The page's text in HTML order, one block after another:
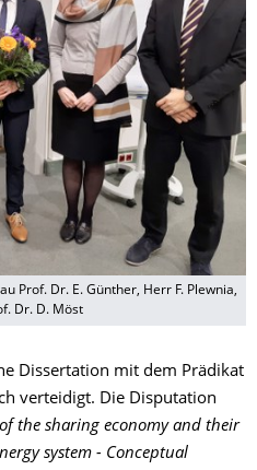
Prof. Dr. E. Günther, Herr F. Plewnia,
Dr. D. Möst
Dissertation mit dem Prädikat
verteidigt. Die Disputation
the sharing economy and their
system - Conceptual